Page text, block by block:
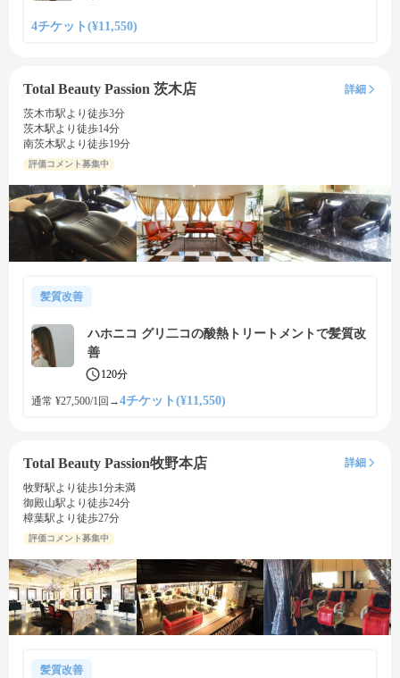
4チケット(¥11,550)
Total Beauty Passion 茨木店
詳細
茨木市駅より徒歩3分
茨木駅より徒歩14分
南茨木駅より徒歩19分
評価コメント募集中
髪質改善
ハホニコ グリ二コの酸熱トリートメントで髪質改
善
120分
通常 ¥27,500/1回 →4チケット(¥11,550)
Total Beauty Passion牧野本店
詳細
牧野駅より徒歩1分未満
御殿山駅より徒歩24分
樟葉駅より徒歩27分
評価コメント募集中
髪質改善